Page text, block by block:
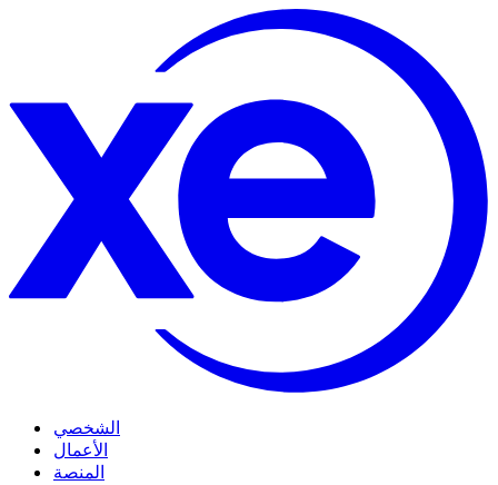
الشخصي
الأعمال
المنصة